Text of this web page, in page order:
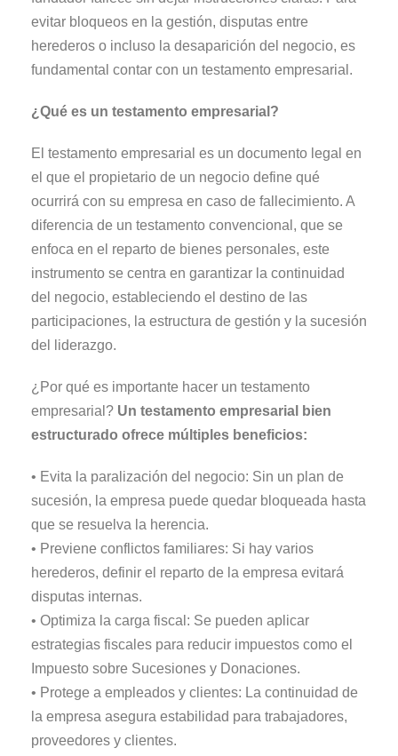
evitar bloqueos en la gestión, disputas entre
herederos o incluso la desaparición del negocio, es
fundamental contar con un testamento empresarial.
¿Qué es un testamento empresarial?
El testamento empresarial es un documento legal en
el que el propietario de un negocio define qué
ocurrirá con su empresa en caso de fallecimiento. A
diferencia de un testamento convencional, que se
enfoca en el reparto de bienes personales, este
instrumento se centra en garantizar la continuidad
del negocio, estableciendo el destino de las
participaciones, la estructura de gestión y la sucesión
del liderazgo.
¿Por qué es importante hacer un testamento
empresarial? Un testamento empresarial bien
estructurado ofrece múltiples beneficios:
• Evita la paralización del negocio: Sin un plan de
sucesión, la empresa puede quedar bloqueada hasta
que se resuelva la herencia.
• Previene conflictos familiares: Si hay varios
herederos, definir el reparto de la empresa evitará
disputas internas.
• Optimiza la carga fiscal: Se pueden aplicar
estrategias fiscales para reducir impuestos como el
Impuesto sobre Sucesiones y Donaciones.
• Protege a empleados y clientes: La continuidad de
la empresa asegura estabilidad para trabajadores,
proveedores y clientes.